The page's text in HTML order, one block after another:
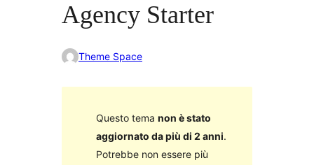
Agency Starter
Theme Space
Questo tema non è stato
aggiornato da più di 2 anni.
Potrebbe non essere più